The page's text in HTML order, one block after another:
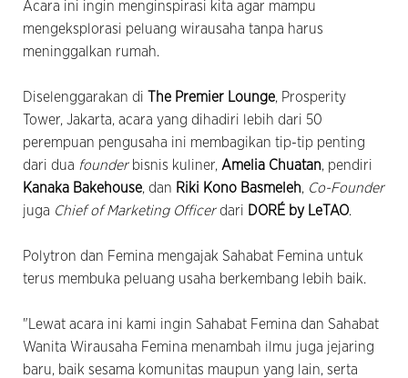
Acara ini ingin menginspirasi kita agar mampu
mengeksplorasi peluang wirausaha tanpa harus
meninggalkan rumah.
Diselenggarakan di The Premier Lounge, Prosperity
Tower, Jakarta, acara yang dihadiri lebih dari 50
perempuan pengusaha ini membagikan tip-tip penting
dari dua founder bisnis kuliner, Amelia Chuatan, pendiri
Kanaka Bakehouse, dan Riki Kono Basmeleh, Co-Founder
juga Chief of Marketing Officerdari DORÉ by LeTAO.
Polytron dan Femina mengajak Sahabat Femina untuk
terus membuka peluang usaha berkembang lebih baik.
"Lewat acara ini kami ingin Sahabat Femina dan Sahabat
Wanita Wirausaha Femina menambah ilmu juga jejaring
baru, baik sesama komunitas maupun yang lain, serta